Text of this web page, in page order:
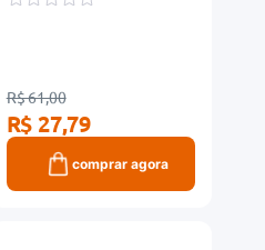
R$ 61,00
R$ 27,79
comprar agora